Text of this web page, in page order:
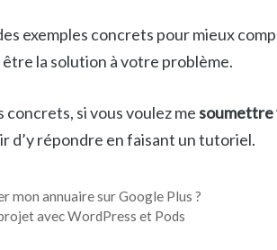
exemples concrets pour mieux
la solution à votre problème.
concrets, si vous voulez mesoumettre
d’y répondre en faisant un tutoriel.
mon annuaire sur Google Plus ?
avec WordPress et Pods